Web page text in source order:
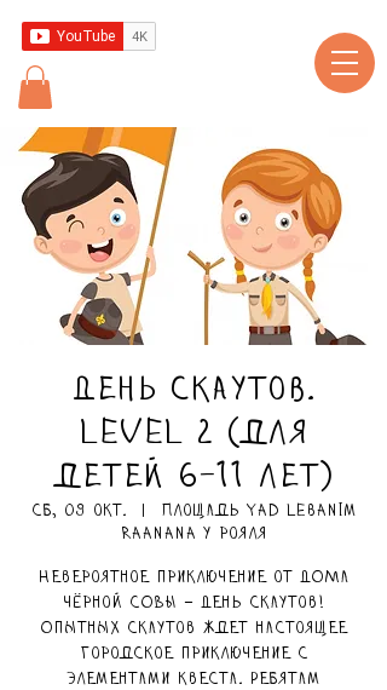
День скаутов.
Level 2 (для
детей 6-11 лет)
сб, 09 окт.
  |
Площадь Yad LeBanim
Raanana у рояля
Невероятное приключение от ДОМа
чёрной СОВЫ – День скаутов!
Опытных скаутов ждет настоящее
городское приключение с
элементами квеста. Ребятам